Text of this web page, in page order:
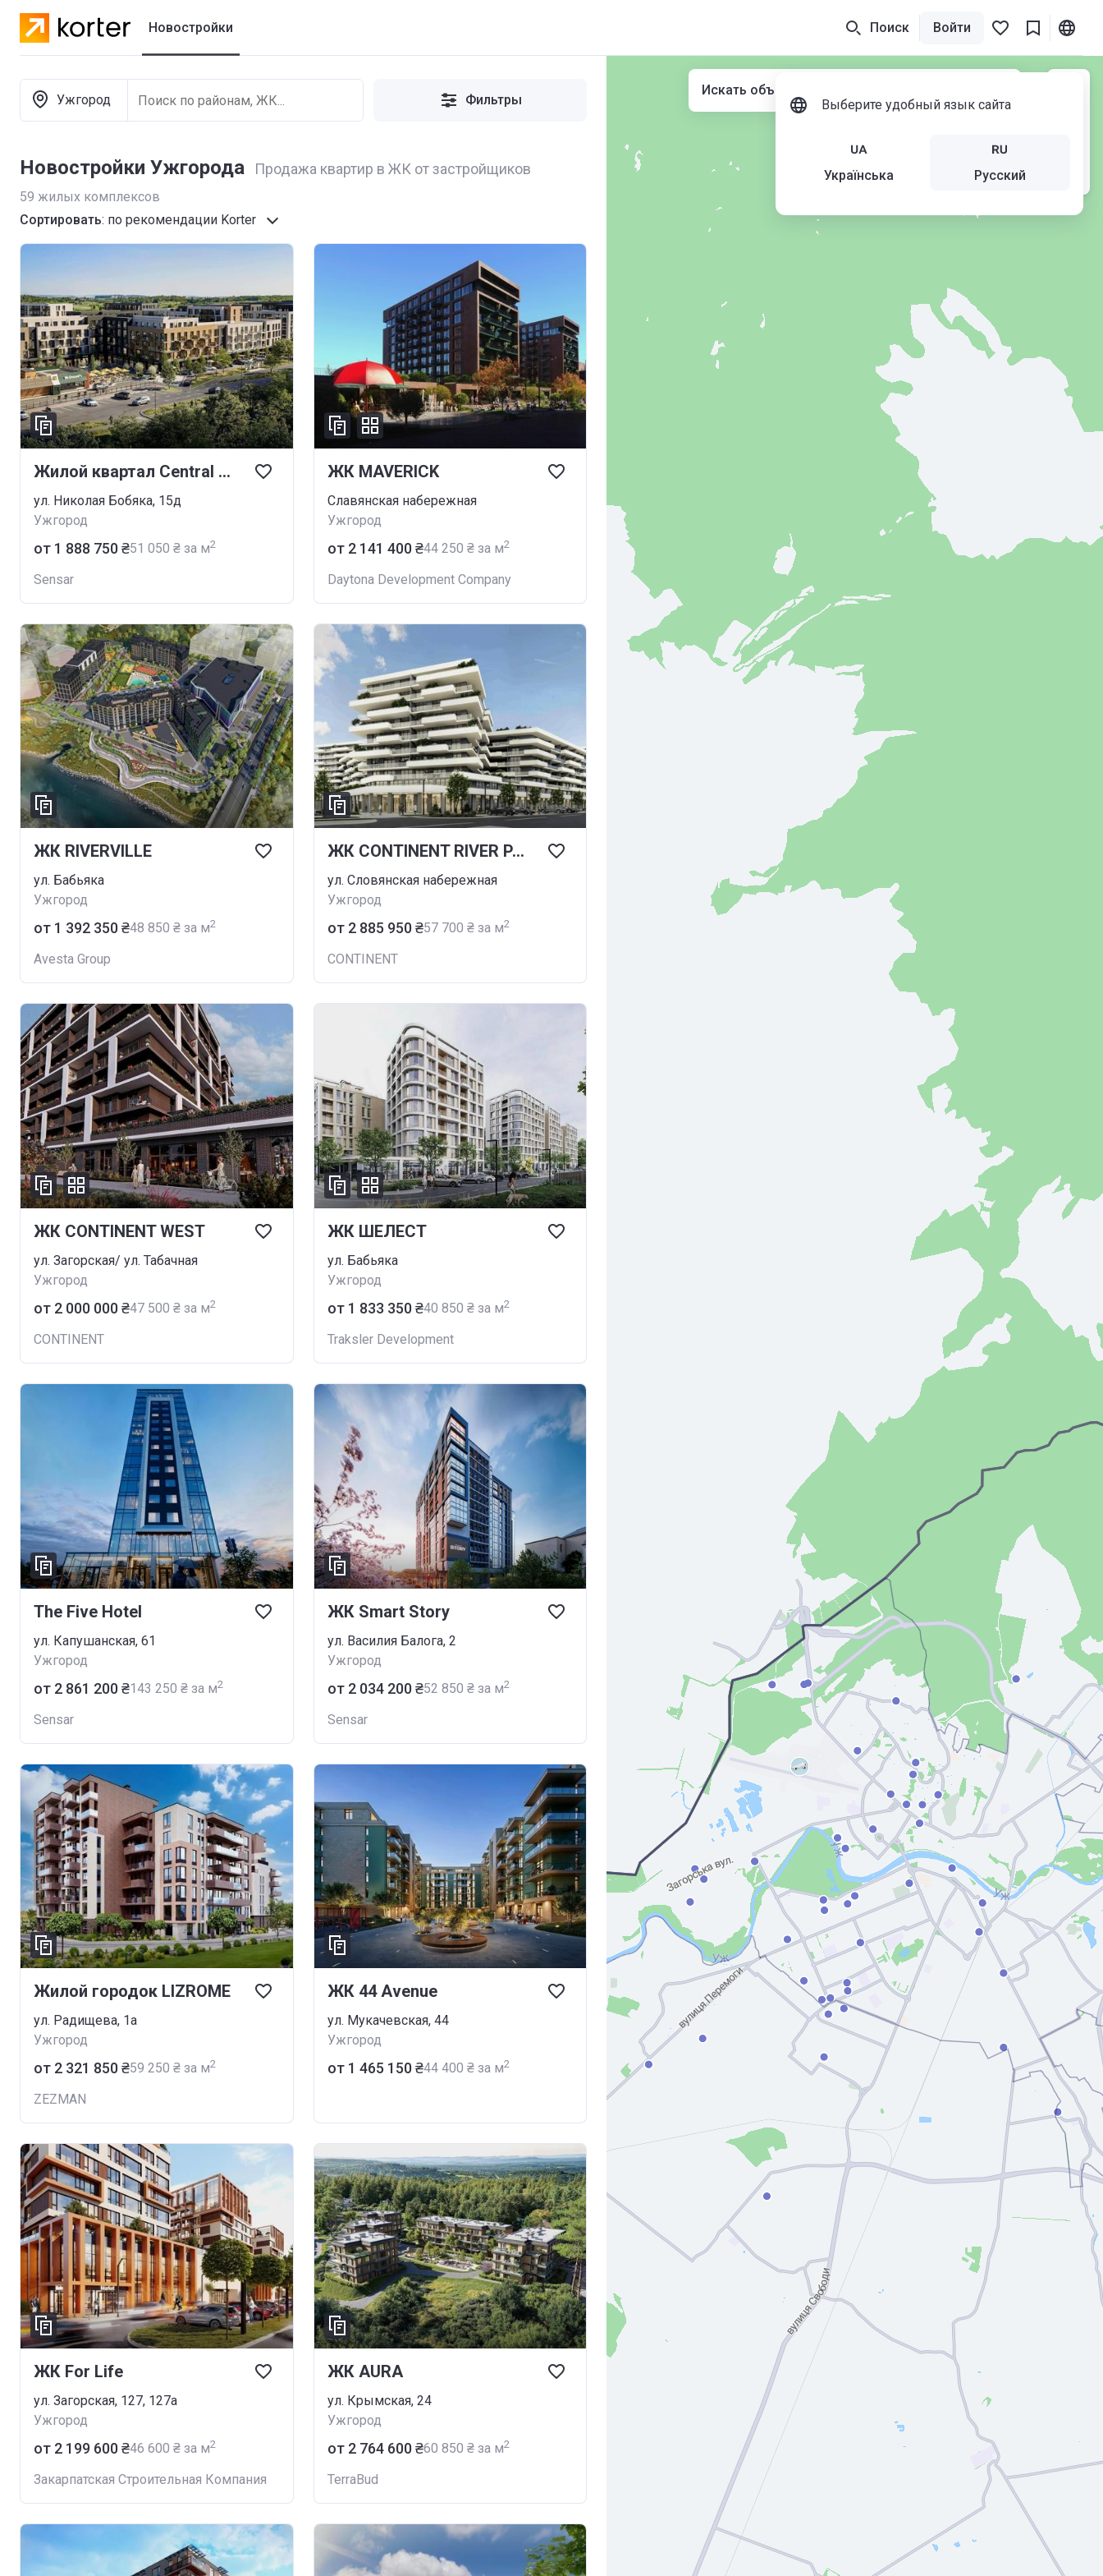
Новостройки
Коттеджные городки
Поиск Войти
Выберите удобный язык сайта
Українська Русский
Ужгород Фильтры
Новостройки Ужгорода Продажа квартир в ЖК от застройщиков
59 жилых комплексов
Сортировать: по рекомендации Korter
Жилой квартал Central Park
ул. Николая Бобяка, 15д
Ужгород
от ‍1 888 750 ₴‍51 050 ₴ за м2
Sensar
ЖК MAVERICK
Славянская набережная
Ужгород
от ‍2 141 400 ₴‍44 250 ₴ за м2
Daytona Development Company
ЖК RIVERVILLE
ул. Бабьяка
Ужгород
от ‍1 392 350 ₴‍48 850 ₴ за м2
Avesta Group
ЖК CONTINENT RIVER PARK
ул. Словянская набережная
Ужгород
от ‍2 885 950 ₴‍57 700 ₴ за м2
CONTINENT
ЖК CONTINENT WEST
ул. Загорская/ ул. Табачная
Ужгород
от ‍2 000 000 ₴‍47 500 ₴ за м2
CONTINENT
ЖК ШЕЛЕСТ
ул. Бабьяка
Ужгород
от ‍1 833 350 ₴‍40 850 ₴ за м2
Traksler Development
The Five Hotel
ул. Капушанская, 61
Ужгород
от ‍2 861 200 ₴‍143 250 ₴ за м2
Sensar
ЖК Smart Story
ул. Василия Балога, 2
Ужгород
от ‍2 034 200 ₴‍52 850 ₴ за м2
Sensar
Жилой городок LIZROME
ул. Радищева, 1а
Ужгород
от ‍2 321 850 ₴‍59 250 ₴ за м2
ZEZMAN
ЖК 44 Avenue
ул. Мукачевская, 44
Ужгород
от ‍1 465 150 ₴‍44 400 ₴ за м2
ЖК For Life
ул. Загорская, 127, 127а
Ужгород
от ‍2 199 600 ₴‍46 600 ₴ за м2
Закарпатская Строительная Компания
ЖК AURA
ул. Крымская, 24
Ужгород
от ‍2 764 600 ₴‍60 850 ₴ за м2
TerraBud
Искать объекты при перемещении карты